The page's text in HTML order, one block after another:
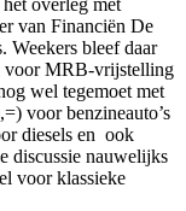
van Financiën De
Weekers bleef daar
voor MRB-vrijstelling
wel tegemoet met
voor benzineauto’s
diesels en ook
discussie nauwelijks
voor klassieke